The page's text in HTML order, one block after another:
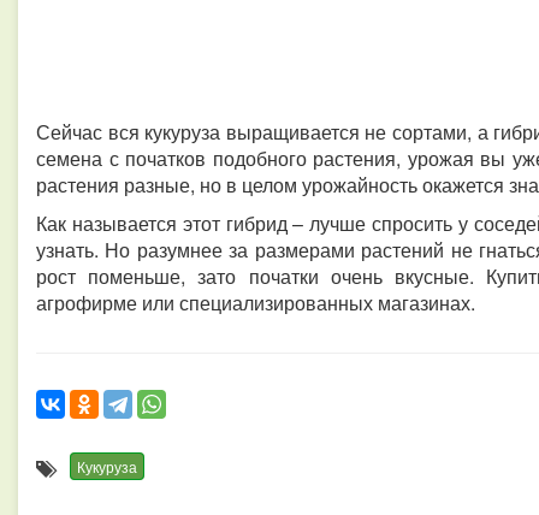
Сейчас вся кукуруза выращивается не сортами, а
семена с початков подобного растения, урожая вы
растения разные, но в целом урожайность окажется
Как называется этот гибрид – лучше спросить у
узнать. Но разумнее за размерами растений не
рост поменьше, зато початки очень вкусные.
агрофирме или специализированных магазинах.
Кукуруза